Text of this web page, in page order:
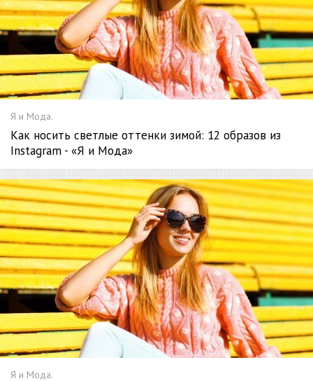
Я и Мода.
Как носить светлые оттенки зимой: 12 образов из
Instagram - «Я и Мода»
Я и Мода.